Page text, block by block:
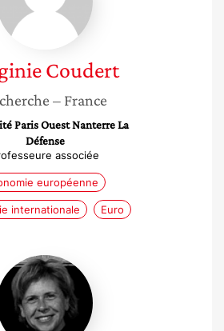
Coudert
– France
Paris Ouest Nanterre La
Défense
associée
européenne
internationale Euro
Cécile
Couharde